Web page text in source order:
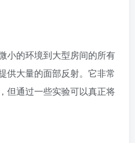
小的环境到大型房间的所有
供大量的面部反射。它非常
但通过一些实验可以真正将